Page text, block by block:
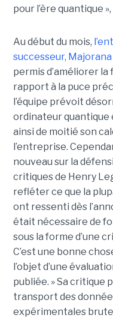
pour l’ère quantique »,
Au début du mois,
successeur, Majorana
permis d’améliorer
rapport à la puce
l’équipe prévoit
ordinateur quantique
ainsi de moitié son
l’entreprise.
nouveau sur la
critiques de Henry
refléter ce que la
ont ressenti dès
était nécessaire de
sous la forme d’une
C’est une bonne
l’objet d’une
publiée. »Sa critique
transport des
expérimentales